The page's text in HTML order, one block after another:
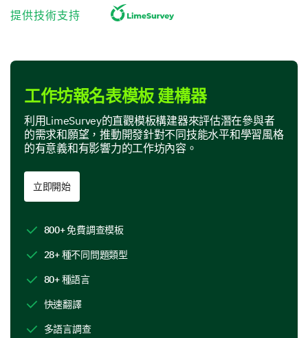
Value for money
In this section, we are interested in your perspective
on specific features of our product.
Which features of our product do you find most
useful? (Select all that apply)
Feature A
Feature D
product, what would it be and why?
提供技術支持
工作坊報名表模板 建構器
利用LimeSurvey的直觀模板構建器來評估潛在參與者
的需求和願望，推動開發針對不同技能水平和學習風格
的有意義和有影響力的工作坊內容。
立即開始
800+ 免費調查模板
28+ 種不同問題類型
80+ 種語言
快速翻譯
多語言調查